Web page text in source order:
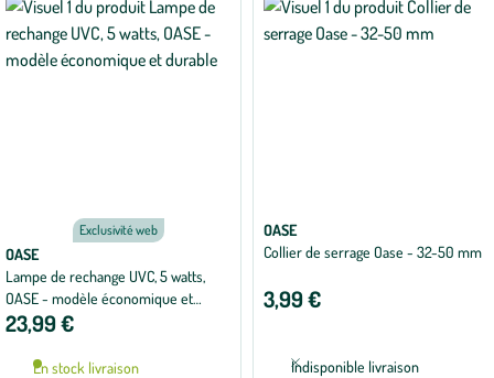
Exclusivité web
OASE
Lampe de rechange UVC, 5 watts,
OASE - modèle économique et
durable
23,99 €
En stock livraison
OASE
Collier de serrage Oase - 32-50 mm
3,99 €
Indisponible livraison